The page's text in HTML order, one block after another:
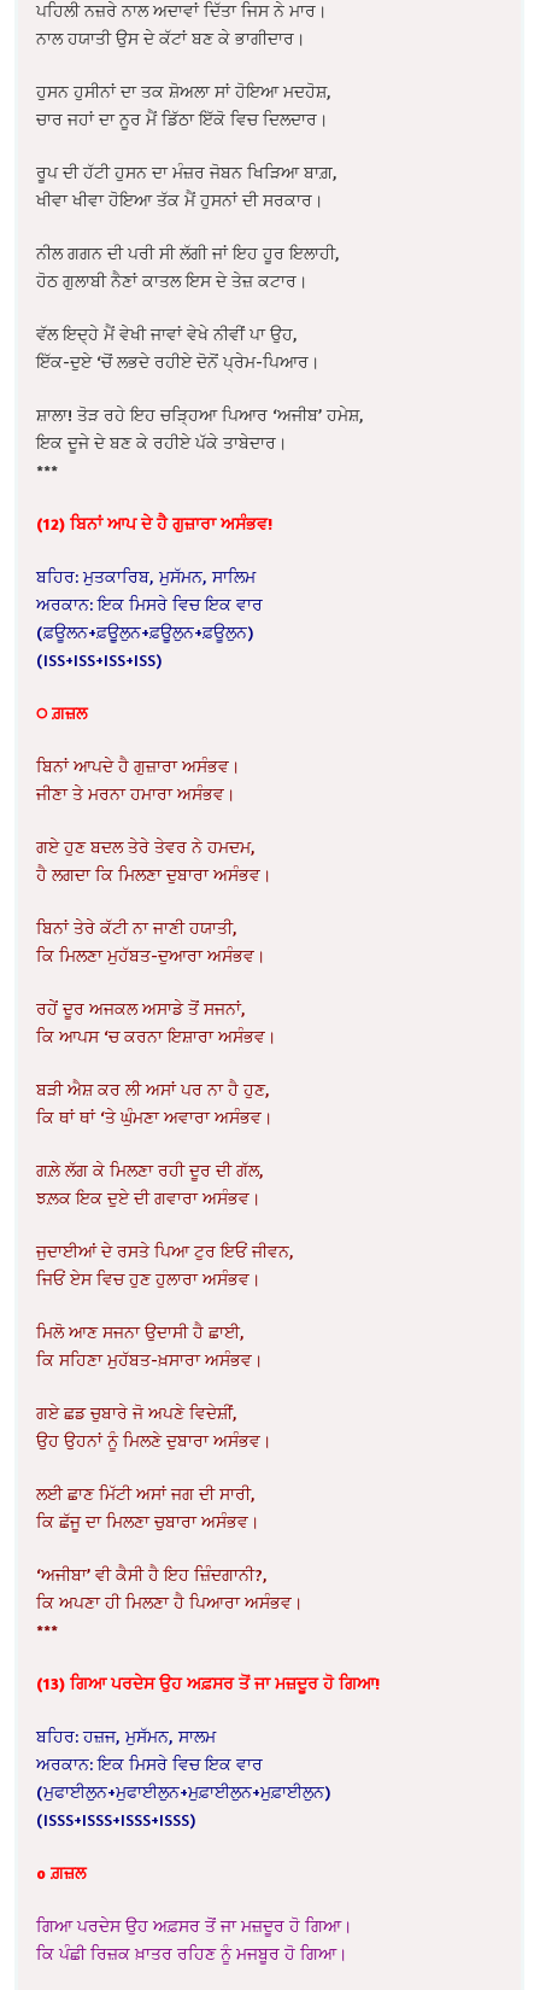
ਪਹਿਲੀ ਨਜ਼ਰੇ ਨਾਲ ਅਦਾਵਾਂ ਦਿੱਤਾ ਜਿਸ ਨੇ ਮਾਰ।
ਨਾਲ ਹਯਾਤੀ ਉਸ ਦੇ ਕੱਟਾਂ ਬਣ ਕੇ ਭਾਗੀਦਾਰ।
ਹੁਸਨ ਹੁਸੀਨਾਂ ਦਾ ਤਕ ਸ਼ੋਅਲਾ ਸਾਂ ਹੋਇਆ ਮਦਹੋਸ਼,
ਚਾਰ ਜਹਾਂ ਦਾ ਨੂਰ ਮੈਂ ਡਿੱਠਾ ਇੱਕੋ ਵਿਚ ਦਿਲਦਾਰ।
ਰੂਪ ਦੀ ਹੱਟੀ ਹੁਸਨ ਦਾ ਮੰਜ਼ਰ ਜੋਬਨ ਖਿੜਿਆ ਬਾਗ਼,
ਖੀਵਾ ਖੀਵਾ ਹੋਇਆ ਤੱਕ ਮੈਂ ਹੁਸਨਾਂ ਦੀ ਸਰਕਾਰ।
ਨੀਲ ਗਗਨ ਦੀ ਪਰੀ ਸੀ ਲੱਗੀ ਜਾਂ ਇਹ ਹੂਰ ਇਲਾਹੀ,
ਹੋਠ ਗੁਲਾਬੀ ਨੈਣਾਂ ਕਾਤਲ ਇਸ ਦੇ ਤੇਜ਼ ਕਟਾਰ।
ਵੱਲ ਇਦ੍ਹੇ ਮੈਂ ਵੇਖੀ ਜਾਵਾਂ ਵੇਖੇ ਨੀਵੀਂ ਪਾ ਉਹ,
ਇੱਕ-ਦੁਏ ‘ਚੋਂ ਲਭਦੇ ਰਹੀਏ ਦੋਨੋਂ ਪ੍ਰੇਮ-ਪਿਆਰ।
ਸ਼ਾਲਾ! ਤੋੜ ਰਹੇ ਇਹ ਚੜ੍ਹਿਆ ਪਿਆਰ ‘ਅਜੀਬ’ ਹਮੇਸ਼,
ਇਕ ਦੂਜੇ ਦੇ ਬਣ ਕੇ ਰਹੀਏ ਪੱਕੇ ਤਾਬੇਦਾਰ।
***
(12) ਬਿਨਾਂ ਆਪ ਦੇ ਹੈ ਗੁਜ਼ਾਰਾ ਅਸੰਭਵ!
ਬਹਿਰ: ਮੁਤਕਾਰਿਬ, ਮੁਸੱਮਨ, ਸਾਲਿਮ
ਅਰਕਾਨ: ਇਕ ਮਿਸਰੇ ਵਿਚ ਇਕ ਵਾਰ
(ਫ਼ਊਲਨ+ਫ਼ਊੁਲੁਨ+ਫ਼ਊੁਲੁਨ+ਫ਼ਊਲੁਨ)
(ISS+ISS+ISS+ISS)
੦ ਗ਼ਜ਼ਲ
ਬਿਨਾਂ ਆਪਦੇ ਹੈ ਗੁਜ਼ਾਰਾ ਅਸੰਭਵ।
ਜੀਣਾ ਤੇ ਮਰਨਾ ਹਮਾਰਾ ਅਸੰਭਵ।
ਗਏ ਹੁਣ ਬਦਲ ਤੇਰੇ ਤੇਵਰ ਨੇ ਹਮਦਮ,
ਹੈ ਲਗਦਾ ਕਿ ਮਿਲਣਾ ਦੁਬਾਰਾ ਅਸੰਭਵ।
ਬਿਨਾਂ ਤੇਰੇ ਕੱਟੀ ਨਾ ਜਾਣੀ ਹਯਾਤੀ,
ਕਿ ਮਿਲਣਾ ਮੁਹੱਬਤ-ਦੁਆਰਾ ਅਸੰਭਵ।
ਰਹੇਂ ਦੂਰ ਅਜਕਲ ਅਸਾਡੇ ਤੋਂ ਸਜਨਾਂ,
ਕਿ ਆਪਸ ‘ਚ ਕਰਨਾ ਇਸ਼ਾਰਾ ਅਸੰਭਵ।
ਬੜੀ ਐਸ਼ ਕਰ ਲੀ ਅਸਾਂ ਪਰ ਨਾ ਹੈ ਹੁਣ,
ਕਿ ਥਾਂ ਥਾਂ ‘ਤੇ ਘੁੰਮਣਾ ਅਵਾਰਾ ਅਸੰਭਵ।
ਗਲ਼ੇ ਲੱਗ ਕੇ ਮਿਲਣਾ ਰਹੀ ਦੂਰ ਦੀ ਗੱਲ,
ਝਲ਼ਕ ਇਕ ਦੁਏ ਦੀ ਗਵਾਰਾ ਅਸੰਭਵ।
ਜੁਦਾਈਆਂ ਦੇ ਰਸਤੇ ਪਿਆ ਟੁਰ ਇਓਂ ਜੀਵਨ,
ਜਿਓਂ ਏਸ ਵਿਚ ਹੁਣ ਹੁਲਾਰਾ ਅਸੰਭਵ।
ਮਿਲੋ ਆਣ ਸਜਨਾ ਉਦਾਸੀ ਹੈ ਛਾਈ,
ਕਿ ਸਹਿਣਾ ਮੁਹੱਬਤ-ਖ਼ਸਾਰਾ ਅਸੰਭਵ।
ਗਏ ਛਡ ਚੁਬਾਰੇ ਜੋ ਅਪਣੇ ਵਿਦੇਸ਼ੀਂ,
ਉਹ ਉਹਨਾਂ ਨੂੰ ਮਿਲਣੇ ਦੁਬਾਰਾ ਅਸੰਭਵ।
ਲਈ ਛਾਣ ਮਿੱਟੀ ਅਸਾਂ ਜਗ ਦੀ ਸਾਰੀ,
ਕਿ ਛੱਜੂ ਦਾ ਮਿਲਣਾ ਚੁਬਾਰਾ ਅਸੰਭਵ।
‘ਅਜੀਬਾ’ ਵੀ ਕੈਸੀ ਹੈ ਇਹ ਜ਼ਿੰਦਗਾਨੀ?,
ਕਿ ਅਪਣਾ ਹੀ ਮਿਲਣਾ ਹੈ ਪਿਆਰਾ ਅਸੰਭਵ।
***
(13) ਗਿਆ ਪਰਦੇਸ ਉਹ ਅਫ਼ਸਰ ਤੋਂ ਜਾ ਮਜ਼ਦੂਰ ਹੋ ਗਿਆ!
ਬਹਿਰ: ਹਜ਼ਜ, ਮੁਸੱਮਨ, ਸਾਲਮ
ਅਰਕਾਨ: ਇਕ ਮਿਸਰੇ ਵਿਚ ਇਕ ਵਾਰ
(ਮੁਫਾਈਲੁਨ+ਮੁਫਾਈਲੁਨ+ਮੁਫ਼ਾਈਲੁਨ+ਮੁਫ਼ਾਈਲੁਨ)
(ISSS+ISSS+ISSS+ISSS)
o ਗ਼ਜ਼ਲ
ਗਿਆ ਪਰਦੇਸ ਉਹ ਅਫ਼ਸਰ ਤੋਂ ਜਾ ਮਜ਼ਦੂਰ ਹੋ ਗਿਆ।
ਕਿ ਪੰਛੀ ਰਿਜ਼ਕ ਖ਼ਾਤਰ ਰਹਿਣ ਨੂੰ ਮਜਬੂਰ ਹੋ ਗਿਆ।